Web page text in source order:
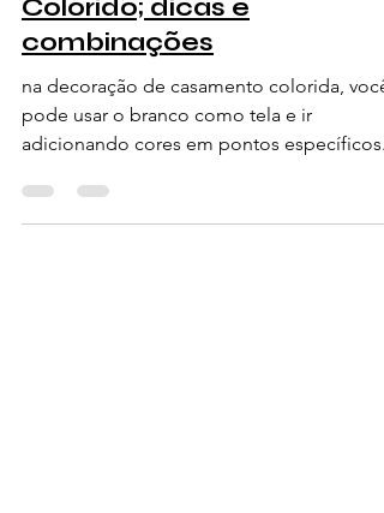
Colorido; dicas e
combinações
na decoração de casamento colorida, você
pode usar o branco como tela e ir
adicionando cores em pontos específicos.
Pense em uma tela em bra